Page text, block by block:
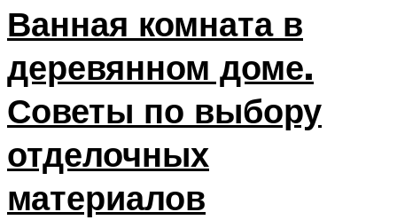
Ванная комната в
деревянном доме.
Советы по выбору
отделочных
материалов